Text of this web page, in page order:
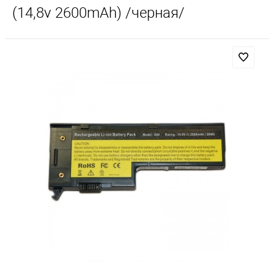
(14,8v 2600mAh) /черная/